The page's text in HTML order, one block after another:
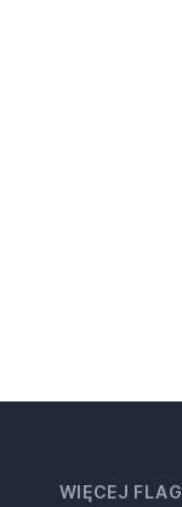
WIĘCEJ FLAG